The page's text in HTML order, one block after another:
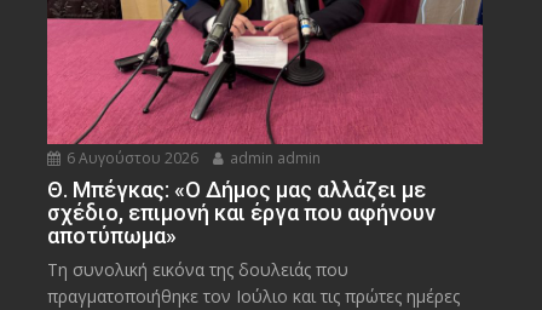
6 Αυγούστου 2026 admin admin
Θ. Μπέγκας: «Ο Δήμος μας αλλάζει με
σχέδιο, επιμονή και έργα που αφήνουν
αποτύπωμα»
Τη συνολική εικόνα της δουλειάς που
πραγματοποιήθηκε τον Ιούλιο και τις πρώτες ημέρες